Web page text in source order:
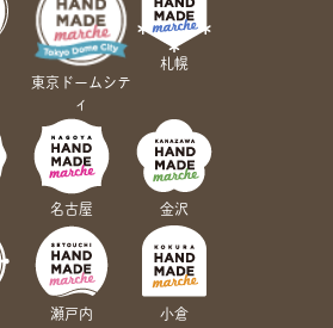
東京ドームシテ
ィ
札幌
名古屋 金沢
瀬戸内 小倉